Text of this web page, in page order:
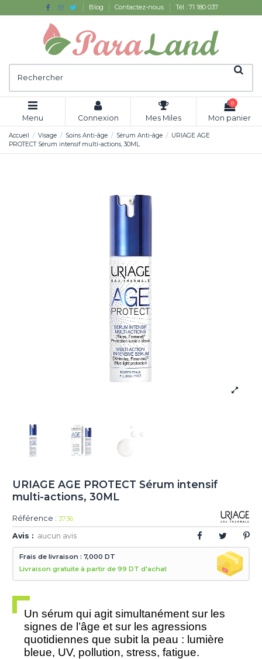
Blog Contactez-nous Tél : 71 180 037
Menu Connexion Mes Miles
0
Mon panier
Accueil Visage Soins Anti-âge Sérum Anti-âge
URIAGE AGE
PROTECT Sérum intensif multi-actions, 30ML
URIAGE AGE PROTECT Sérum intensif
multi-actions, 30ML
Référence : 3736
Avis : aucun avis
Frais de livraison : 7,000 DT
Livraison gratuite à partir de 99 DT d'achat
Un sérum qui agit simultanément sur les
signes de l’âge et sur les agressions
quotidiennes que subit la peau : lumière
bleue, UV, pollution, stress, fatigue.